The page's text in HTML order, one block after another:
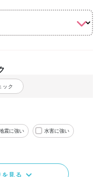
ック
震に強い 水害に強い
を見る